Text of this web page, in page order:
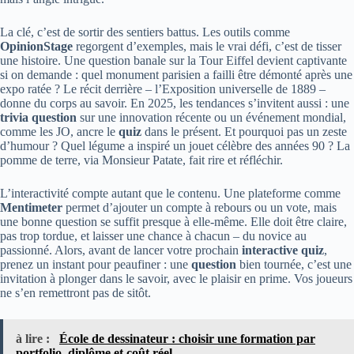
La clé, c’est de sortir des sentiers battus. Les outils comme
OpinionStage regorgent d’exemples, mais le vrai défi, c’est de tisser
une histoire. Une question banale sur la Tour Eiffel devient captivante
si on demande : quel monument parisien a failli être démonté après une
expo ratée ? Le récit derrière – l’Exposition universelle de 1889 –
donne du corps au savoir. En 2025, les tendances s’invitent aussi : une
trivia question sur une innovation récente ou un événement mondial,
comme les JO, ancre le quiz dans le présent. Et pourquoi pas un zeste
d’humour ? Quel légume a inspiré un jouet célèbre des années 90 ? La
pomme de terre, via Monsieur Patate, fait rire et réfléchir.
L’interactivité compte autant que le contenu. Une plateforme comme
Mentimeter permet d’ajouter un compte à rebours ou un vote, mais
une bonne question se suffit presque à elle-même. Elle doit être claire,
pas trop tordue, et laisser une chance à chacun – du novice au
passionné. Alors, avant de lancer votre prochain interactive quiz,
prenez un instant pour peaufiner : une question bien tournée, c’est une
invitation à plonger dans le savoir, avec le plaisir en prime. Vos joueurs
ne s’en remettront pas de sitôt.
à lire :
École de dessinateur : choisir une formation par